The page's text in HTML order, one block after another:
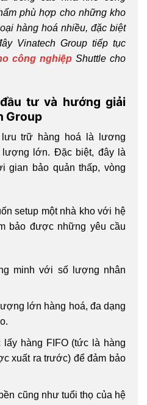
phù hợp cho những kho
hàng hoá nhiều, đặc biệt
Vinatech Group tiếp tục
công nghiệpShuttle cho
tư và hướng giải
Group
lưu trữ hàng hoá là lương
lớn. Đặc biệt, đây là
gian bảo quản thấp, vòng
setup một nhà kho với hệ
bảo được những yêu cầu
minh với số lượng nhân
lớn hàng hoá, đa dạng
hàng FIFO (tức là hàng
xuất ra trước) để đảm bảo
cũng như tuổi thọ của hệ